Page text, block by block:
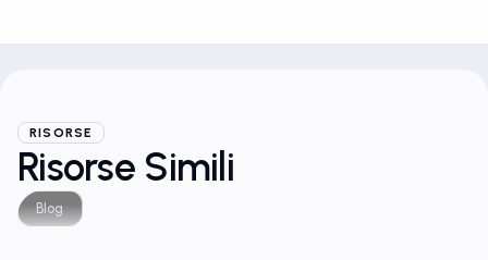
RISORSE
Risorse Simili
Blog